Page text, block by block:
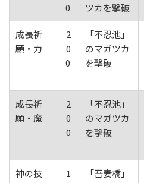
0
ツカを撃破
成長祈
願・力
2
0
0
「不忍池」
のマガツカ
を撃破
成長祈
願・魔
2
0
0
「不忍池」
のマガツカ
を撃破
神の技
1
「吾妻橋」